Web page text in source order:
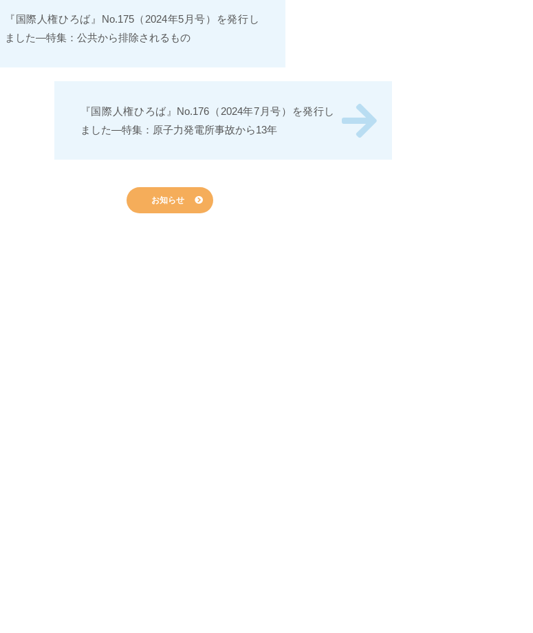
『国際人権ひろば』No.175（2024年5月号）を発行し
ました―特集：公共から排除されるもの
『国際人権ひろば』No.176（2024年7月号）を発行し
ました―特集：原子力発電所事故から13年
お知らせ